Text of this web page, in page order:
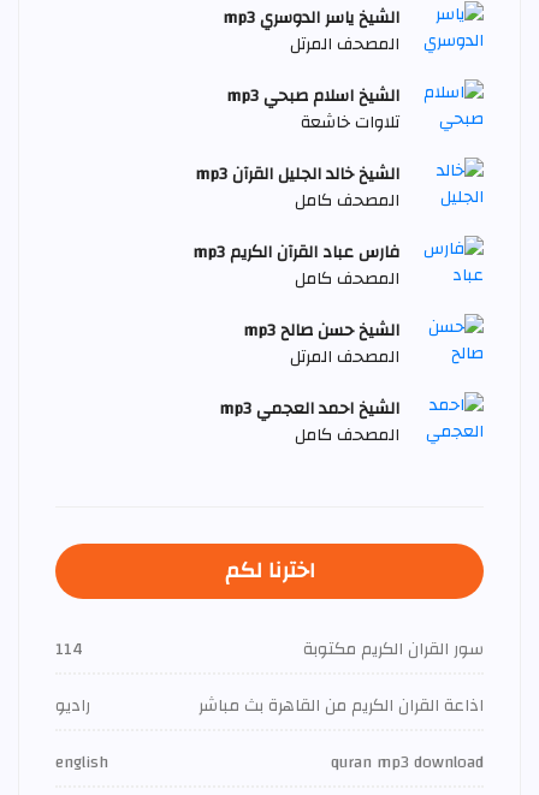
الشيخ ياسر الدوسري mp3
المصحف المرتل
الشيخ اسلام صبحي mp3
تلاوات خاشعة
الشيخ خالد الجليل القرآن mp3
المصحف كامل
فارس عباد القرآن الكريم mp3
المصحف كامل
الشيخ حسن صالح mp3
المصحف المرتل
الشيخ احمد العجمي mp3
المصحف كامل
اخترنا لكم
سور القران الكريم مكتوبة
114
اذاعة القران الكريم من القاهرة بث مباشر
راديو
quran mp3 download
english